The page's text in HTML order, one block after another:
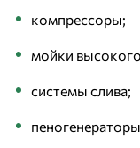
компрессоры;
мойки
системы слива;